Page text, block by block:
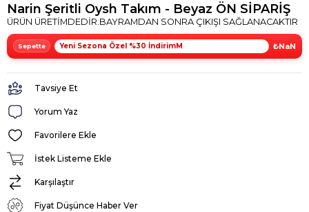
Narin Şeritli Oysh Takım - Beyaz ÖN SİPARİŞ
ÜRÜN ÜRETİMDEDİR.BAYRAMDAN SONRA ÇIKIŞI SAĞLANACAKTIR
Yeni Sezona Özel %30 İndirimM ₺NaN
Tavsiye Et
Yorum Yaz
Favorilere Ekle
İstek Listeme Ekle
Karşılaştır
Fiyat Düşünce Haber Ver